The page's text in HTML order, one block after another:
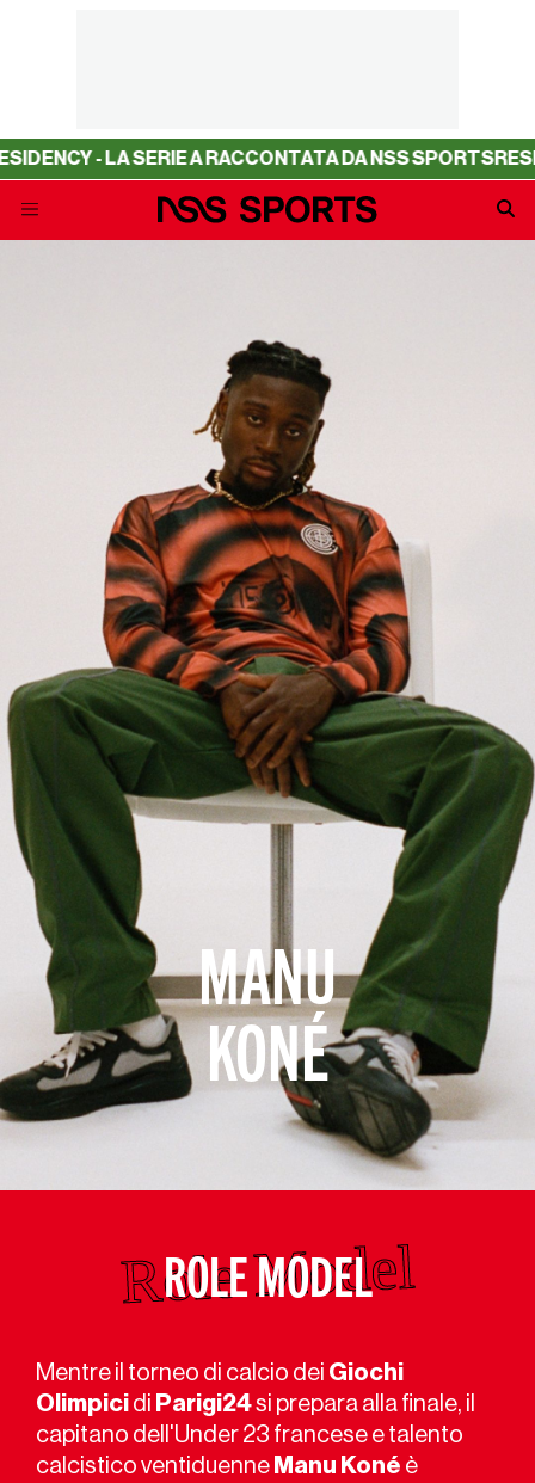
- LA SERIE A RACCONTATA DA NSS SPORTS
MANU
KONÉ
ROLE MODEL
Mentre il torneo di calcio dei Giochi
Olimpici di Parigi24si prepara alla finale, il
capitano dell'Under 23 francese e talento
calcistico ventiduenne Manu Koné è